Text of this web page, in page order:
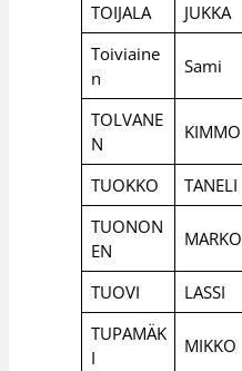
TOIJALA
JUKKA
Toiviaine
n
Sami
TOLVANE
N
KIMMO
TUOKKO TANELI
TUONON
EN
MARKO
TUOVI LASSI
TUPAMÄK
I
MIKKO